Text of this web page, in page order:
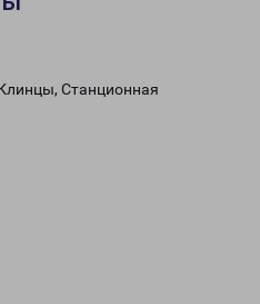
Станционная